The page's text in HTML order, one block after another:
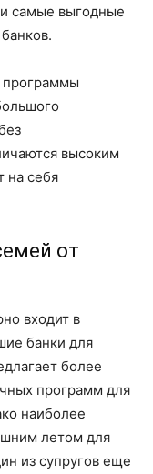
самые выгодные
программы
высоким
на себя
от
входит в
банки для
более
программ для
наиболее
летом для
из супругов еще